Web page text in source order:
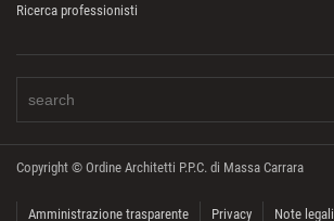
Ricerca professionisti
Copyright © Ordine Architetti P.P.C. di Massa Carrara
Amministrazione trasparente Privacy Note legali